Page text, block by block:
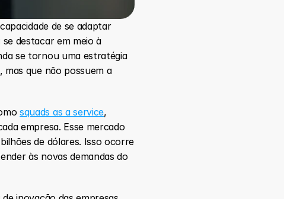
de se adaptar
destacar em meio à
se tornou uma estratégia
mas que não possuem a
squads as a service,
empresa. Esse mercado
de dólares. Isso ocorre
às novas demandas do